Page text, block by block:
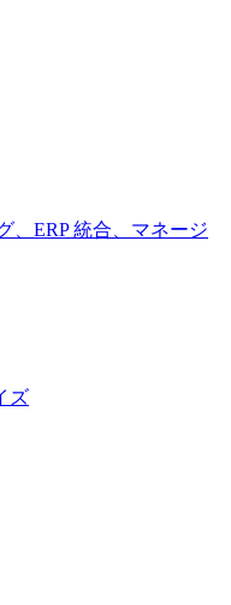
、ERP 統合、マネージ
ズ